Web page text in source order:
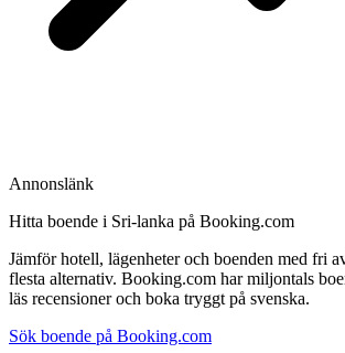
Annonslänk
Hitta boende i Sri-lanka på Booking.com
Jämför hotell, lägenheter och boenden med fri
flesta alternativ. Booking.com har miljontals
läs recensioner och boka tryggt på svenska.
Sök boende på Booking.com